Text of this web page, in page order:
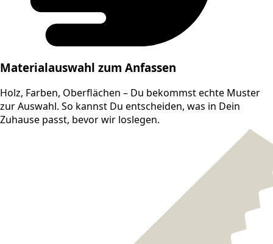
Materialauswahl zum Anfassen
Holz, Farben, Oberflächen – Du bekommst echte Muster
zur Auswahl. So kannst Du entscheiden, was in Dein
Zuhause passt, bevor wir loslegen.